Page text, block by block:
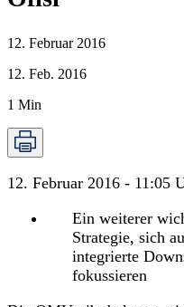
12. Februar 2016
12. Feb. 2016
1 Min
12. Februar 2016 - 11:05
Ein weiterer
Strategie, sich
integrierte
fokussieren